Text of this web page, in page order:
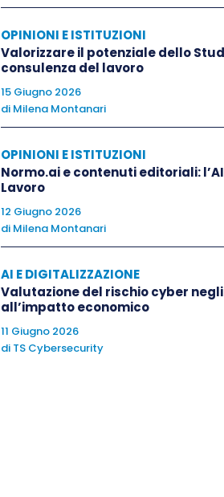
giocare con il codice e
familiare qualcosa che non
Dobbiamo smettere di giocare con le
No, non sono per l’assenza dei giochi
piccoli veniamo affascinanti da
in STEM, perché le attitudini vanno
come possiamo coglierle?
Come sempre, spero di aver stimolato
volete chiedermi di affrontare un
fantastico per arricchirci
OPINIONI E ISTITUZIONI
Valorizzare il potenziale dello
consulenza del lavoro
15 Giugno 2026
di Milena Montanari
OPINIONI E ISTITUZIONI
Normo.ai e contenuti editoriali:
Lavoro
12 Giugno 2026
di Milena Montanari
AI E DIGITALIZZAZIONE
Valutazione del rischio cyber
all’impatto economico
11 Giugno 2026
di TS Cybersecurity